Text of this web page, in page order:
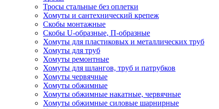
Тросы стальные без оплетки
Хомуты и сантехнический крепеж
Скобы монтажные
Скобы U-образные, П-образные
Хомуты для пластиковых и металлических труб
Хомуты для труб
Хомуты ремонтные
Хомуты для шлангов, труб и патрубков
Хомуты червячные
Хомуты обжимные
Хомуты обжимные накатные, червячные
Хомуты обжимные силовые шарнирные